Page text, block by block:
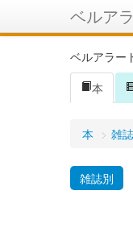
ベルア
ベルアラー
本
本 > 雑
雑誌別